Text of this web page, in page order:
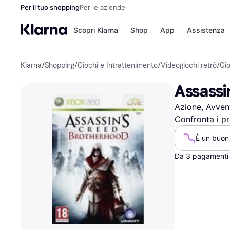
Per il tuo shoppingPer le aziende
Scopri Klarna
Opzioni di
Paga ora
Paga in 3 rate
Paga dopo 30 giorni
Finanziamento
Shop
Negozi
Unieuro
Media
eBay
Zalando
Elenco negozi
App Assistenza
Klarna/Shopping/Giochi e Intrattenimento/Videogiochi retrò/
Azione,
Confronta i
È un
Da 3